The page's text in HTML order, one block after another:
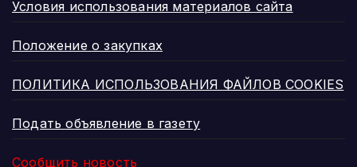
Условия использования материалов сайта
Положение о закупках
ПОЛИТИКА ИСПОЛЬЗОВАНИЯ ФАЙЛОВ COOKIES
Подать объявление в газету
Сообщить новость